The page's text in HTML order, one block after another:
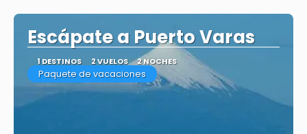
Escápate a Puerto Varas
1 DESTINOS 2 VUELOS 2 NOCHES
Paquete de vacaciones